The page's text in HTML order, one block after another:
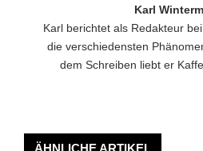
Karl
Karl berichtet als Redakteur
die verschiedensten
dem Schreiben liebt er
ÄHNLICHE ARTIKEL